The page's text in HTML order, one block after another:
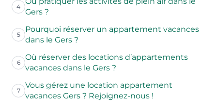
4
Gers ?
5
Pourquoi réserver un appartement vacances
dans le Gers ?
6
Où réserver des locations d’appartements
vacances dans le Gers ?
7
Vous gérez une location appartement
vacances Gers ? Rejoignez-nous !